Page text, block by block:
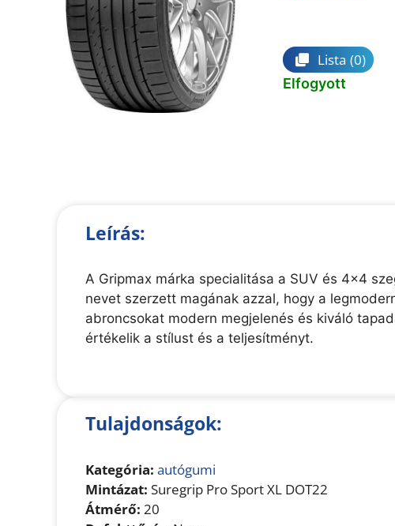
Lista (0)
Elfogyott
Leírás:
A Gripmax márka specialitása a SUV és 4x4
nevet szerzett magának azzal, hogy a
abroncsokat modern megjelenés és kiváló
értékelik a stílust és a teljesítményt.
Tulajdonságok:
Kategória: autógumi
Mintázat: Suregrip Pro Sport XL DOT22
Átmérő: 20